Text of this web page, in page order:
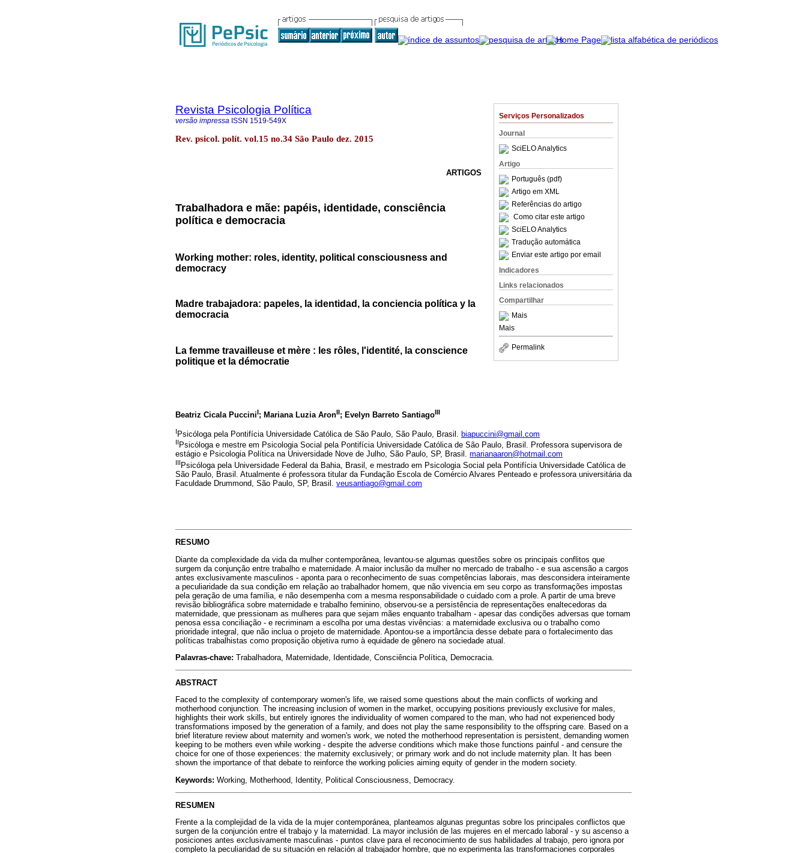
Serviços Personalizados
Journal
SciELO Analytics
Artigo
Português (pdf)
Artigo em XML
Referências do artigo
Como citar este artigo
SciELO Analytics
Tradução automática
Enviar este artigo por email
Indicadores
Links relacionados
Compartilhar
Mais
Mais
Permalink
Revista Psicologia Política
versão impressa ISSN 1519-549X
Rev. psicol. polít. vol.15 no.34 São Paulo dez. 2015
ARTIGOS
Trabalhadora e mãe: papéis, identidade, consciência
política e democracia
Working mother: roles, identity, political consciousness and
democracy
Madre trabajadora: papeles, la identidad, la conciencia política y la
democracia
La femme travailleuse et mère : les rôles, l'identité, la conscience
politique et la démocratie
Beatriz Cicala PucciniI; Mariana Luzia AronII; Evelyn Barreto SantiagoIII
I Psicóloga pela Pontifícia Universidade Católica de São Paulo, São Paulo, Brasil. biapuccini@gmail.com
II Psicóloga e mestre em Psicologia Social pela Pontifícia Universidade Católica de São Paulo, Brasil. Professora supervisora de
estágio e Psicologia Política na Universidade Nove de Julho, São Paulo, SP, Brasil. marianaaron@hotmail.com
IIIPsicóloga pela Universidade Federal da Bahia, Brasil, e mestrado em Psicologia Social pela Pontifícia Universidade Católica de
São Paulo, Brasil. Atualmente é professora titular da Fundação Escola de Comércio Alvares Penteado e professora universitária da
Faculdade Drummond, São Paulo, SP, Brasil. veusantiago@gmail.com
RESUMO
Diante da complexidade da vida da mulher contemporânea, levantou-se algumas questões sobre os principais conflitos que
surgem da conjunção entre trabalho e maternidade. A maior inclusão da mulher no mercado de trabalho - e sua ascensão a cargos
antes exclusivamente masculinos - aponta para o reconhecimento de suas competências laborais, mas desconsidera inteiramente
a peculiaridade da sua condição em relação ao trabalhador homem, que não vivencia em seu corpo as transformações impostas
pela geração de uma família, e não desempenha com a mesma responsabilidade o cuidado com a prole. A partir de uma breve
revisão bibliográfica sobre maternidade e trabalho feminino, observou-se a persistência de representações enaltecedoras da
maternidade, que pressionam as mulheres para que sejam mães enquanto trabalham - apesar das condições adversas que tornam
penosa essa conciliação - e recriminam a escolha por uma destas vivências: a maternidade exclusiva ou o trabalho como
prioridade integral, que não inclua o projeto de maternidade. Apontou-se a importância desse debate para o fortalecimento das
políticas trabalhistas como proposição objetiva rumo à equidade de gênero na sociedade atual.
Palavras-chave: Trabalhadora, Maternidade, Identidade, Consciência Política, Democracia.
ABSTRACT
Faced to the complexity of contemporary women's life, we raised some questions about the main conflicts of working and
motherhood conjunction. The increasing inclusion of women in the market, occupying positions previously exclusive for males,
highlights their work skills, but entirely ignores the individuality of women compared to the man, who had not experienced body
transformations imposed by the generation of a family, and does not play the same responsibility to the offspring care. Based on a
brief literature review about maternity and women's work, we noted the motherhood representation is persistent, demanding women
keeping to be mothers even while working - despite the adverse conditions which make those functions painful - and censure the
choice for one of those experiences: the maternity exclusively; or primary work and do not include maternity plan. It has been
shown the importance of that debate to reinforce the working policies aiming equity of gender in the modern society.
Keywords: Working, Motherhood, Identity, Political Consciousness, Democracy.
RESUMEN
Frente a la complejidad de la vida de la mujer contemporánea, planteamos algunas preguntas sobre los principales conflictos que
surgen de la conjunción entre el trabajo y la maternidad. La mayor inclusión de las mujeres en el mercado laboral - y su ascenso a
posiciones antes exclusivamente masculinas - puntos clave para el reconocimiento de sus habilidades al trabajo, pero ignora por
completo la peculiaridad de su situación en relación al trabajador hombre, que no experimenta las transformaciones corporales